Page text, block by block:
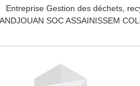
Entreprise Gestion des déchets,
SOC ASSAINISSEM